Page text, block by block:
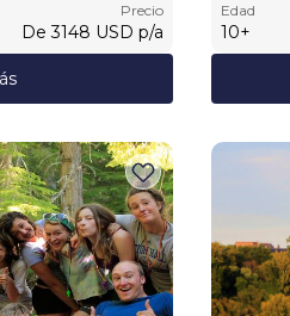
Precio
De 3148 USD p/a
Edad
10+